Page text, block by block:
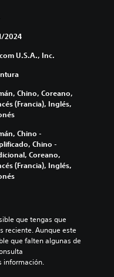
2024
U.S.A., Inc.
Chino, Coreano,
(Francia), Inglés,
Chino -
Chino -
Coreano,
(Francia), Inglés,
que tengas que
reciente. Aunque este
que falten algunas de
información.